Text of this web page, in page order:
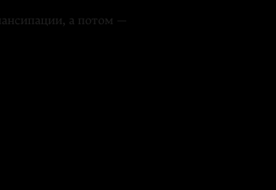
а потом —